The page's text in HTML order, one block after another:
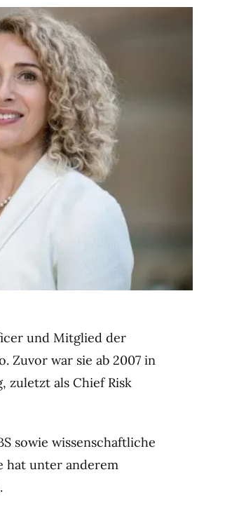
und Mitglied der
Zuvor war sie ab 2007 in
zuletzt als Chief Risk
sowie wissenschaftliche
hat unter anderem